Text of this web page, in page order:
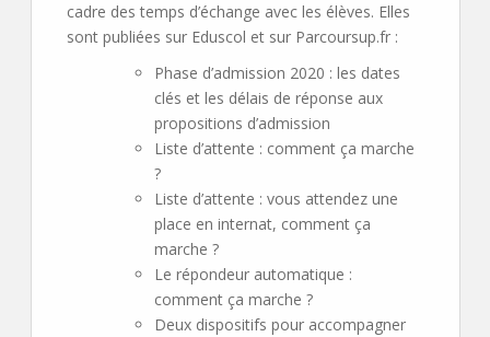
cadre des temps d’échange avec les élèves. Elles
sont publiées sur Eduscol et sur Parcoursup.fr :
Phase d’admission 2020 : les dates
clés et les délais de réponse aux
propositions d’admission
Liste d’attente : comment ça marche
?
Liste d’attente : vous attendez une
place en internat, comment ça
marche ?
Le répondeur automatique :
comment ça marche ?
Deux dispositifs pour accompagner